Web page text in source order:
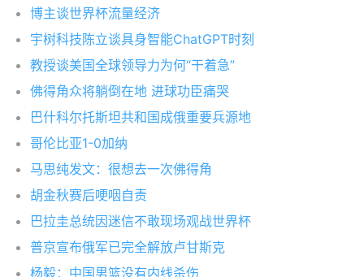
博主谈世界杯流量经济
宇树科技陈立谈具身智能ChatGPT时刻
教授谈美国全球领导力为何“干着急”
佛得角众将躺倒在地 进球功臣痛哭
巴什科尔托斯坦共和国成俄重要兵源地
哥伦比亚1-0加纳
马思纯发文：很想去一次佛得角
胡金秋赛后哽咽自责
巴拉圭总统因迷信不敢现场观战世界杯
普京宣布俄军已完全解放卢甘斯克
杨毅：中国男篮没有内线杀伤